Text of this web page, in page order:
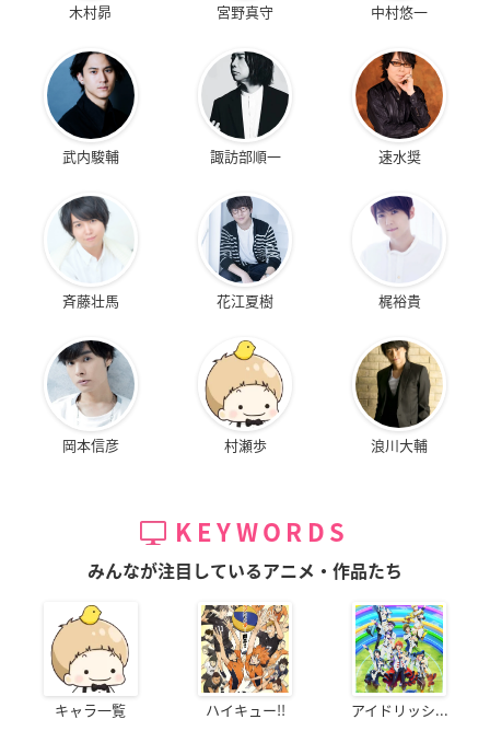
木村昴 宮野真守 中村悠一
武内駿輔 諏訪部順一 速水奨
斉藤壮馬 花江夏樹 梶裕貴
岡本信彦 村瀬歩 浪川大輔
KEYWORDS
みんなが注目しているアニメ・作品たち
キャラ一覧 ハイキュー!! アイドリッシ...